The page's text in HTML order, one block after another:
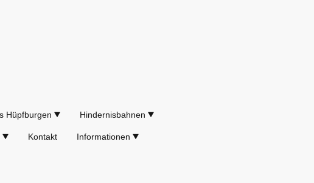
Hüpfburgen Hindernisbahnen
Kontakt Informationen